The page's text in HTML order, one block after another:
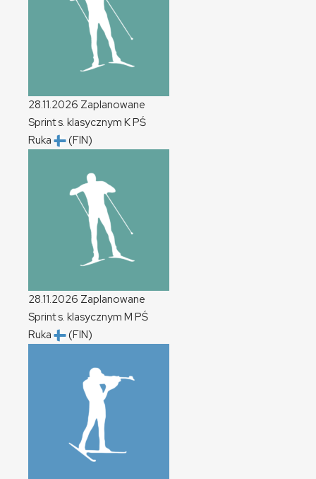
28.11.2026 Zaplanowane
Sprint s. klasycznym KPŚ
Ruka
(FIN)
28.11.2026 Zaplanowane
Sprint s. klasycznym M PŚ
Ruka
(FIN)